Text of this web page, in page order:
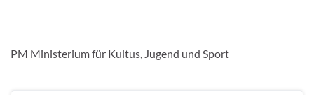
PM Ministerium für Kultus, Jugend und Sport